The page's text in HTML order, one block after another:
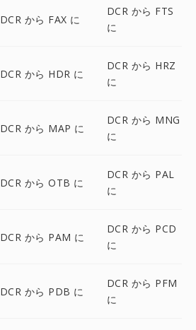
DCR から FAX に
DCR から FTS
に
DCR から HDR に
DCR から HRZ
に
DCR から MAP に
DCR から MNG
に
DCR から OTB に
DCR から PAL
に
DCR から PAM に
DCR から PCD
に
DCR から PDB に
DCR から PFM
に